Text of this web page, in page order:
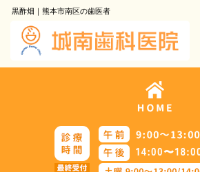
黒酢畑｜熊本市南区の歯医者